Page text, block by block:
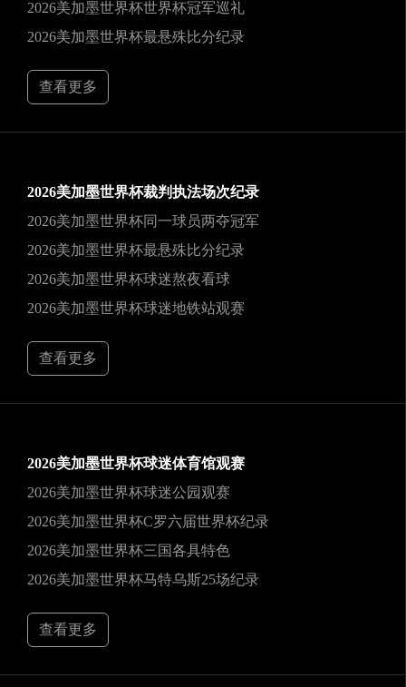
2026美加墨世界杯世界杯冠军巡礼
2026美加墨世界杯最悬殊比分纪录
查看更多
2026美加墨世界杯裁判执法场次纪录
2026美加墨世界杯同一球员两夺冠军
2026美加墨世界杯最悬殊比分纪录
2026美加墨世界杯球迷熬夜看球
2026美加墨世界杯球迷地铁站观赛
查看更多
2026美加墨世界杯球迷体育馆观赛
2026美加墨世界杯球迷公园观赛
2026美加墨世界杯C罗六届世界杯纪录
2026美加墨世界杯三国各具特色
2026美加墨世界杯马特乌斯25场纪录
查看更多